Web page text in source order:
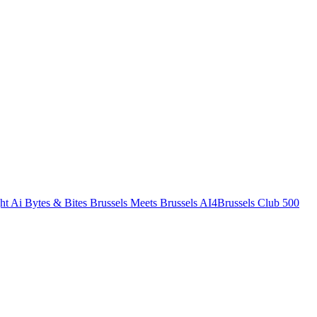
Ai Bytes & Bites Brussels Meets Brussels AI4Brussels Club 500